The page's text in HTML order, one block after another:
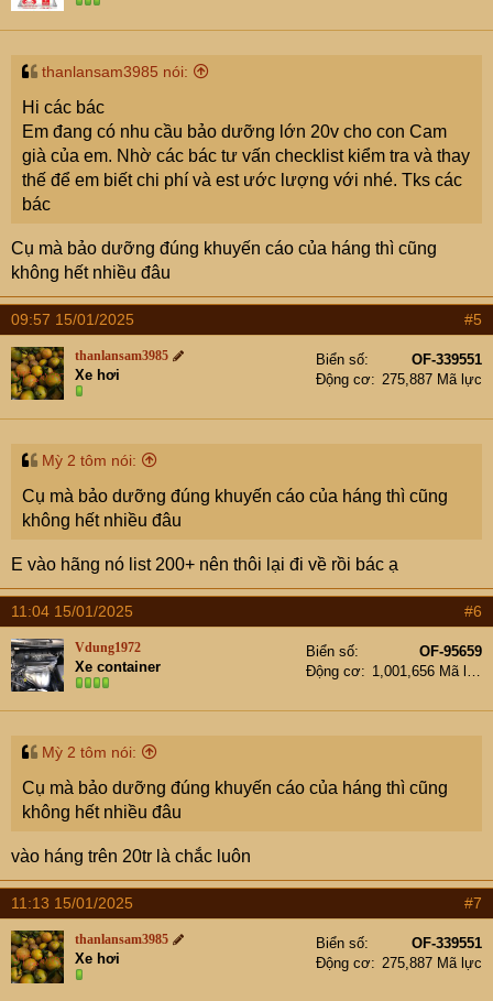
thanlansam3985 nói:
Hi các bác
Em đang có nhu cầu bảo dưỡng lớn 20v cho con Cam
già của em. Nhờ các bác tư vấn checklist kiểm tra và thay
thế để em biết chi phí và est ước lượng với nhé. Tks các
bác
Cụ mà bảo dưỡng đúng khuyến cáo của háng thì cũng
không hết nhiều đâu
09:57 15/01/2025 #5
thanlansam3985
Xe hơi
Biển số
OF-339551
Động cơ
275,887 Mã lực
Mỳ 2 tôm nói:
Cụ mà bảo dưỡng đúng khuyến cáo của háng thì cũng
không hết nhiều đâu
E vào hãng nó list 200+ nên thôi lại đi về rồi bác ạ
11:04 15/01/2025 #6
Vdung1972
Xe container
Biển số
OF-95659
Động cơ
1,001,656 Mã lực
Mỳ 2 tôm nói:
Cụ mà bảo dưỡng đúng khuyến cáo của háng thì cũng
không hết nhiều đâu
vào háng trên 20tr là chắc luôn
11:13 15/01/2025 #7
thanlansam3985
Xe hơi
Biển số
OF-339551
Động cơ
275,887 Mã lực